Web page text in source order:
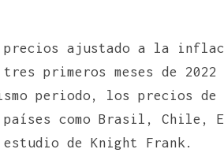
ajustado a la
primeros meses de 2022
periodo, los precios de
como Brasil, Chile,
de Knight Frank.